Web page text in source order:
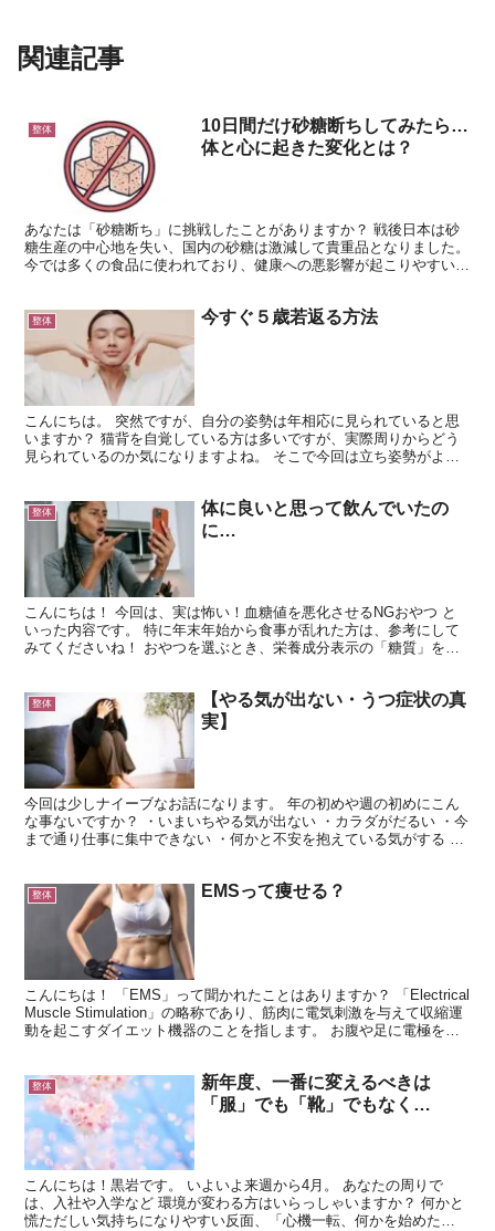
関連記事
整体
10日間だけ砂糖断ちしてみたら…
体と心に起きた変化とは？
あなたは「砂糖断ち」に挑戦したことがありますか？ 戦後日本は砂
糖生産の中心地を失い、国内の砂糖は激減して貴重品となりました。
今では多くの食品に使われており、健康への悪影響が起こりやすいこ
整体 今すぐ５歳若返る方法
こんにちは。 突然ですが、自分の姿勢は年相応に見られていると思
いますか？ 猫背を自覚している方は多いですが、実際周りからどう
見られているのか気になりますよね。 そこで今回は立ち姿勢がよく
整体
体に良いと思って飲んでいたの
に…
こんにちは！ 今回は、実は怖い！血糖値を悪化させるNGおやつ と
いった内容です。 特に年末年始から食事が乱れた方は、参考にして
みてくださいね！ おやつを選ぶとき、栄養成分表示の「糖質」を見
整体
【やる気が出ない・うつ症状の真
実】
今回は少しナイーブなお話になります。 年の初めや週の初めにこん
な事ないですか？ ・いまいちやる気が出ない ・カラダがだるい ・今
まで通り仕事に集中できない ・何かと不安を抱えている気がする 現
整体 EMSって痩せる？
こんにちは！ 「EMS」って聞かれたことはありますか？ 「Electrical
Muscle Stimulation」の略称であり、筋肉に電気刺激を与えて収縮運
動を起こすダイエット機器のことを指します。 お腹や足に電極を張
整体
新年度、一番に変えるべきは
「服」でも「靴」でもなく…
こんにちは！黒岩です。 いよいよ来週から4月。 あなたの周りで
は、入社や入学など 環境が変わる方はいらっしゃいますか？ 何かと
慌ただしい気持ちになりやすい反面、「心機一転、何かを始めた